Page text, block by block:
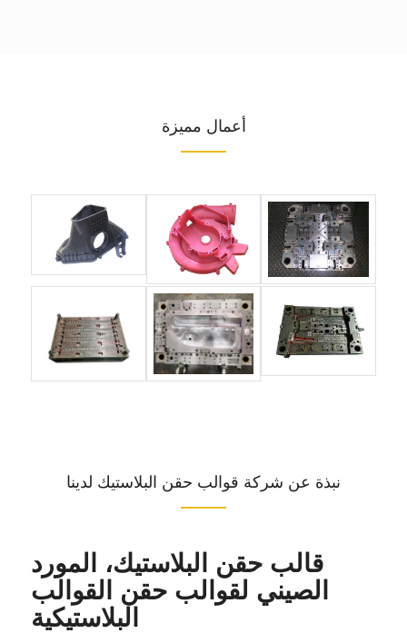
أعمال مميزة
نبذة عن شركة قوالب حقن البلاستيك لدينا
قالب حقن البلاستيك، المورد
الصيني لقوالب حقن القوالب
البلاستيكية